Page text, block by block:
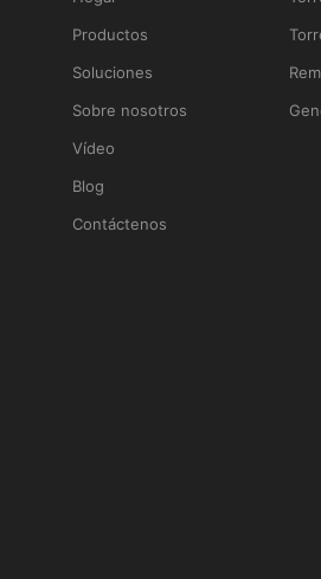
Productos
Soluciones
Sobre nosotros
Vídeo
Blog
Contáctenos